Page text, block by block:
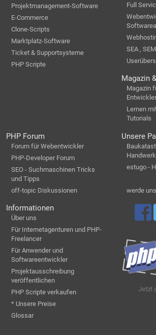
Projektmanagement-Software
E-Commerce
Clone-Scripts
Marktplatz-Software
Ticket & Supportsysteme
PHP Scripte
Full
SEA ,
Magazin
Magazin
Entwickler
Lernen
Tutorials
PHP Forum
Forum für Webentwickler
PHP-Developer Forum
SEO - Suchmaschinen Tricks
und Tipps
off-topic Diskussionen
Unsere
estugo -
werde
Informationen
Über uns
Für Internetagenturen und PHP-
Freelancer
Für Anwender und
Softwareentwickler
Projektausschreibung
veröffentlichen
PHP Scripte verkaufen
* Unsere Preise
Glossar
Jetzt